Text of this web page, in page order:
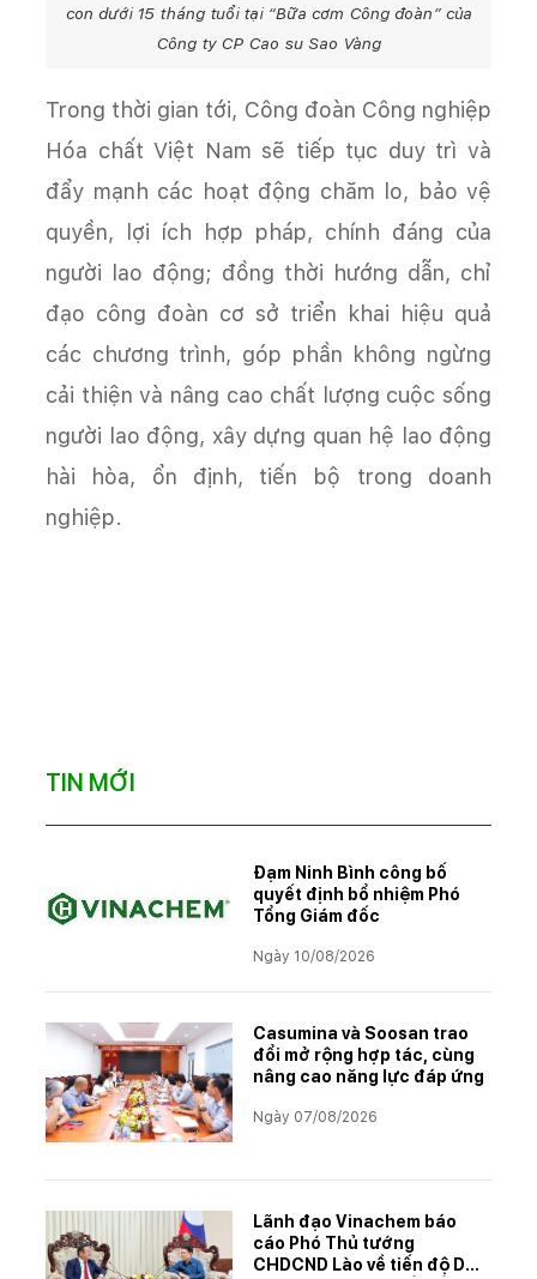
con dưới 15 tháng tuổi tại “Bữa cơm Công đoàn” của
Công ty CP Cao su Sao Vàng
Trong thời gian tới, Công đoàn Công nghiệp
Hóa chất Việt Nam sẽ tiếp tục duy trì và
đẩy mạnh các hoạt động chăm lo, bảo vệ
quyền, lợi ích hợp pháp, chính đáng của
người lao động; đồng thời hướng dẫn, chỉ
đạo công đoàn cơ sở triển khai hiệu quả
các chương trình, góp phần không ngừng
cải thiện và nâng cao chất lượng cuộc sống
người lao động, xây dựng quan hệ lao động
hài hòa, ổn định, tiến bộ trong doanh
nghiệp.
TIN MỚI
Đạm Ninh Bình công bố
quyết định bổ nhiệm Phó
Tổng Giám đốc
Ngày 10/08/2026
Casumina và Soosan trao
đổi mở rộng hợp tác, cùng
nâng cao năng lực đáp ứng
Ngày 07/08/2026
Lãnh đạo Vinachem báo
cáo Phó Thủ tướng
CHDCND Lào về tiến độ Dự